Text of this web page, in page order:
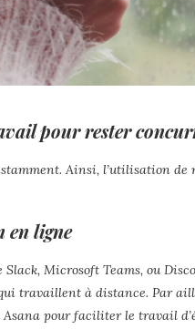
pour rester
Ainsi, l’utilisation
en ligne
Microsoft Teams, ou
travaillent à distance. Par
Asana pour faciliter le travail